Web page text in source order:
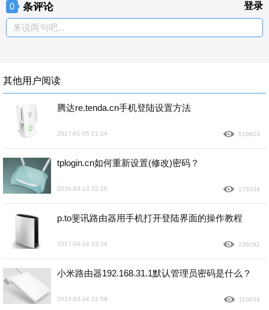
0 条评论 登录
来说两句吧...
其他用户阅读
腾达re.tenda.cn手机登陆设置方法
2017-01-05 21:14 518623
tplogin.cn如何重新设置(修改)密码？
2016-03-13 22:10 173334
p.to斐讯路由器用手机打开登陆界面的操作教程
2017-04-14 23:14 139292
小米路由器192.168.31.1默认管理员密码是什么？
2016-03-24 22:59 110639